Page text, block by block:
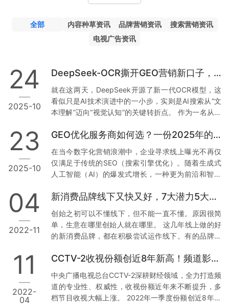
全部 内容种草资讯 品牌营销资讯
搜索营销资讯
电视广告资讯
24
2025-10
DeepSeek-OCR撕开GEO营销新口子，品牌下一轮赢面在哪里？
就在这两天，DeepSeek开源了新一代OCR模型，这
看似只是AI技术演进中的一小步，实则是AI搜索从“文
本理解”迈向“视觉认知”的关键转折点。 作为一名从搜
这次技术释放的信号：一个全新的竞争维度正在被打
开，未来，包含文字信息的各种视觉内容都会成为AI
可能引用的信源。 重新理解DeepSeek-OCR的技术突
破 OCR技术相信很多人都不陌生，像微信这些常用的
软件中早已应用了该技术，这让软件可以直接识别图
片中的文字。DeepSeek-OCR的工作原…
23
2025-10
GEO优化服务商如何选？一份2025年的避坑指南
在当今数字化营销浪潮中，企业寻求线上曝光不再仅
仅满足于传统的SEO（搜索引擎优化）。随着生成式
人工智能（AI）的爆发式增长，一种更为前沿和智能
占下一代流量入口的关键。面对市场上众多的服务
商，许多企业主不禁要问：GEO优化服务商哪家
好？ 选择的标准究竟是什么？今天，我们就从多个维
度进行深入剖析，并为大家介绍在业内备受瞩目的服
务商——酷推客。 一、何为GEO？为何它成为企业营
销新标配？ 在讨论服务商之前，我们首先要明确GEO
的核心价值。GEO不同于传统…
04
2022-11
新消费品牌线下又快又好，7大潜力5大逻辑是什么？
创始之初可以不懂线下，但不能一直不懂。原因很简
单，生意在哪里创始人就在哪里。 这几年线上做的好
的新消费品牌，都在积极尝试运作线下。有的品牌异
乏力，甚至倒退，除了老板战略决策的一些失误，还
有核心原因是：对于线下重视程度的不一。 越来越多
的品牌和我沟通，都会涉及到线下。 这次，结合之前
与宠物TOP品牌“阿飞和巴弟”创始人刘金星，北京水天
11
2022-
04
CCTV-2收视份额创近8年新高！频道影响力大幅提升
中央广播电视总台CCTV-2深耕财经领域，全力打造频
道的专业性、权威性，收视份额近年来不断提升，多
档节目收视大幅上涨。 2022年一季度份额创近8年新